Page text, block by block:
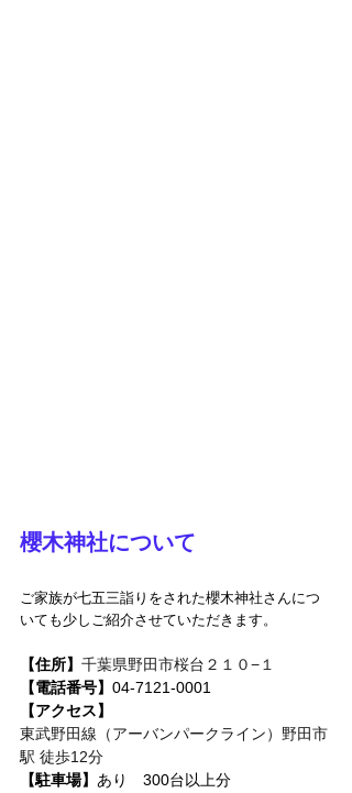
櫻木神社について
ご家族が七五三詣りをされた櫻木神社さんにつ
いても少しご紹介させていただきます。
【住所】 千葉県野田市桜台２１０−１
【電話番号】 04-7121-0001
【アクセス】
東武野田線（アーバンパークライン）野田市
駅 徒歩12分
【駐車場】 あり　300台以上分